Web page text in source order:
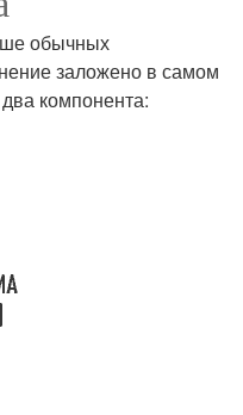
Дизайн для гелических
обычных
заложено в самом
компонента: